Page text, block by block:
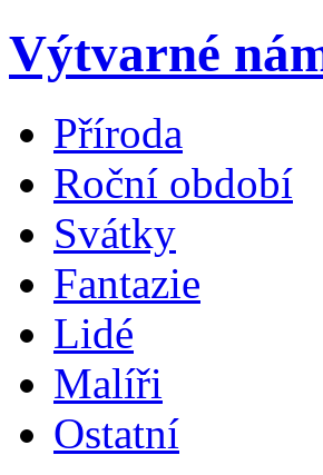
Výtvarné
Příroda
Roční období
Svátky
Fantazie
Lidé
Malíři
Ostatní